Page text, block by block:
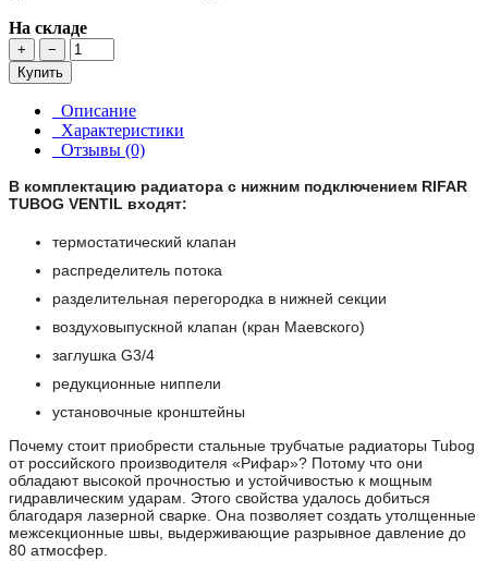
На складе
+
−
Купить
Описание
Характеристики
Отзывы (0)
В комплектацию радиатора с нижним подключением RIFAR
TUBOG VENTIL входят:
термостатический клапан
распределитель потока
разделительная перегородка в нижней секции
воздуховыпускной клапан (кран Маевского)
заглушка G3/4
редукционные ниппели
установочные кронштейны
Почему стоит приобрести стальные трубчатые радиаторы Tubog
от российского производителя «Рифар»? Потому что они
обладают высокой прочностью и устойчивостью к мощным
гидравлическим ударам. Этого свойства удалось добиться
благодаря лазерной сварке. Она позволяет создать утолщенные
межсекционные швы, выдерживающие разрывное давление до
80 атмосфер.